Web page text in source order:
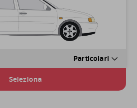
Particolari
Seleziona